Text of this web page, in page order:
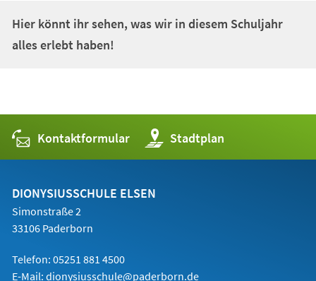
Hier könnt ihr sehen, was wir in diesem Schuljahr
alles erlebt haben!
Kontaktformular Stadtplan
(Öffnet
in
einem
Tab)
DIONYSIUSSCHULE ELSEN
Simonstraße 2
33106 Paderborn
Telefon: 05251 881 4500
E-Mail: dionysiusschule@paderborn.de